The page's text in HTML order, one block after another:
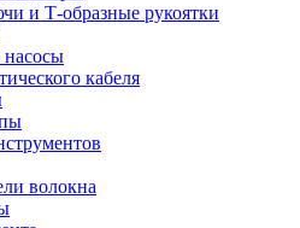
и Т-образные рукоятки
насосы
кабеля
волокна